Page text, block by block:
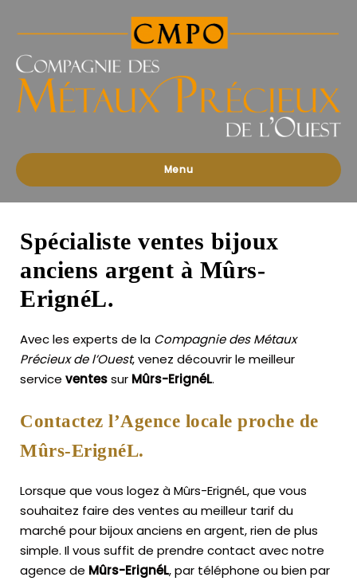
des
Précieux
l'Ouest
Menu
Spécialiste ventes bijoux
anciens argent à Mûrs-
ErignéL.
Avec les experts de la Compagnie des Métaux
Précieux de l’Ouest, venez découvrir le meilleur
service ventessur Mûrs-ErignéL.
Contactez l’Agence locale proche de
Mûrs-ErignéL.
Lorsque que vous logez à Mûrs-ErignéL, que vous
souhaitez faire des ventes au meilleur tarif du
marché pour bijoux anciens en argent, rien de plus
simple. Il vous suffit de prendre contact avec notre
agence de Mûrs-ErignéL, par téléphone ou bien par